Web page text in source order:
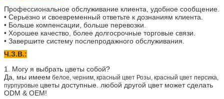
Профессиональное обслуживание клиента, удобное сообщение.
• Серьезно и своевременный ответьте к дознаниям клиента.
• Больше компенсации, больше перевозки.
• Хорошее качество, более долгосрочные торговые связи.
• Завершите систему послепродажного обслуживания.
Ч.З.В.:
1. Могу я выбрать цветы собой?
Да, мы имеем белое, черним, красный цвет Розы, красный цвет персика,
пурпуровые цветы доступные. любой другой цвет может сделать
ODM & OEM!